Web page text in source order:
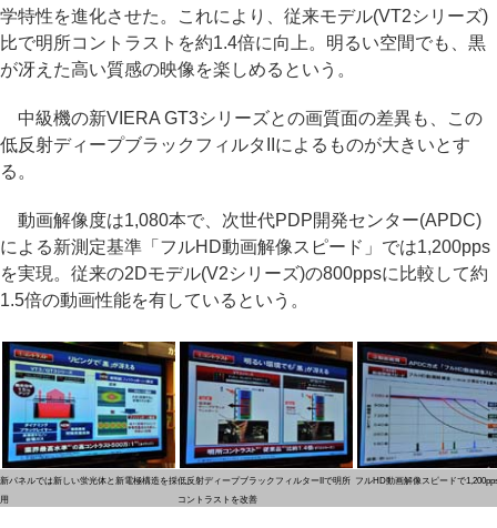
学特性を進化させた。これにより、従来モデル(VT2シリーズ)
比で明所コントラストを約1.4倍に向上。明るい空間でも、黒
が冴えた高い質感の映像を楽しめるという。
中級機の新VIERA GT3シリーズとの画質面の差異も、この
低反射ディープブラックフィルタIIによるものが大きいとす
る。
動画解像度は1,080本で、次世代PDP開発センター(APDC)
による新測定基準「フルHD動画解像スピード」では1,200pps
を実現。従来の2Dモデル(V2シリーズ)の800ppsに比較して約
1.5倍の動画性能を有しているという。
新パネルでは新しい蛍光体と新電極構造を採
用
低反射ディープブラックフィルターIIで明所
コントラストを改善
フルHD動画解像スピードで